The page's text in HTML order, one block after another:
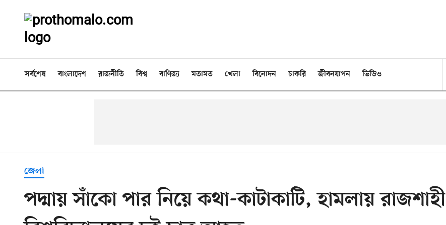
সর্বশেষ বাংলাদেশ রাজনীতি বিশ্ব বাণিজ্য মতামত খেলা বিনোদন চাকরি জীবনযাপন ভিডিও
জেলা
পদ্মায় সাঁকো পার নিয়ে কথা-কাটাকাটি, হামলায় রাজশাহী